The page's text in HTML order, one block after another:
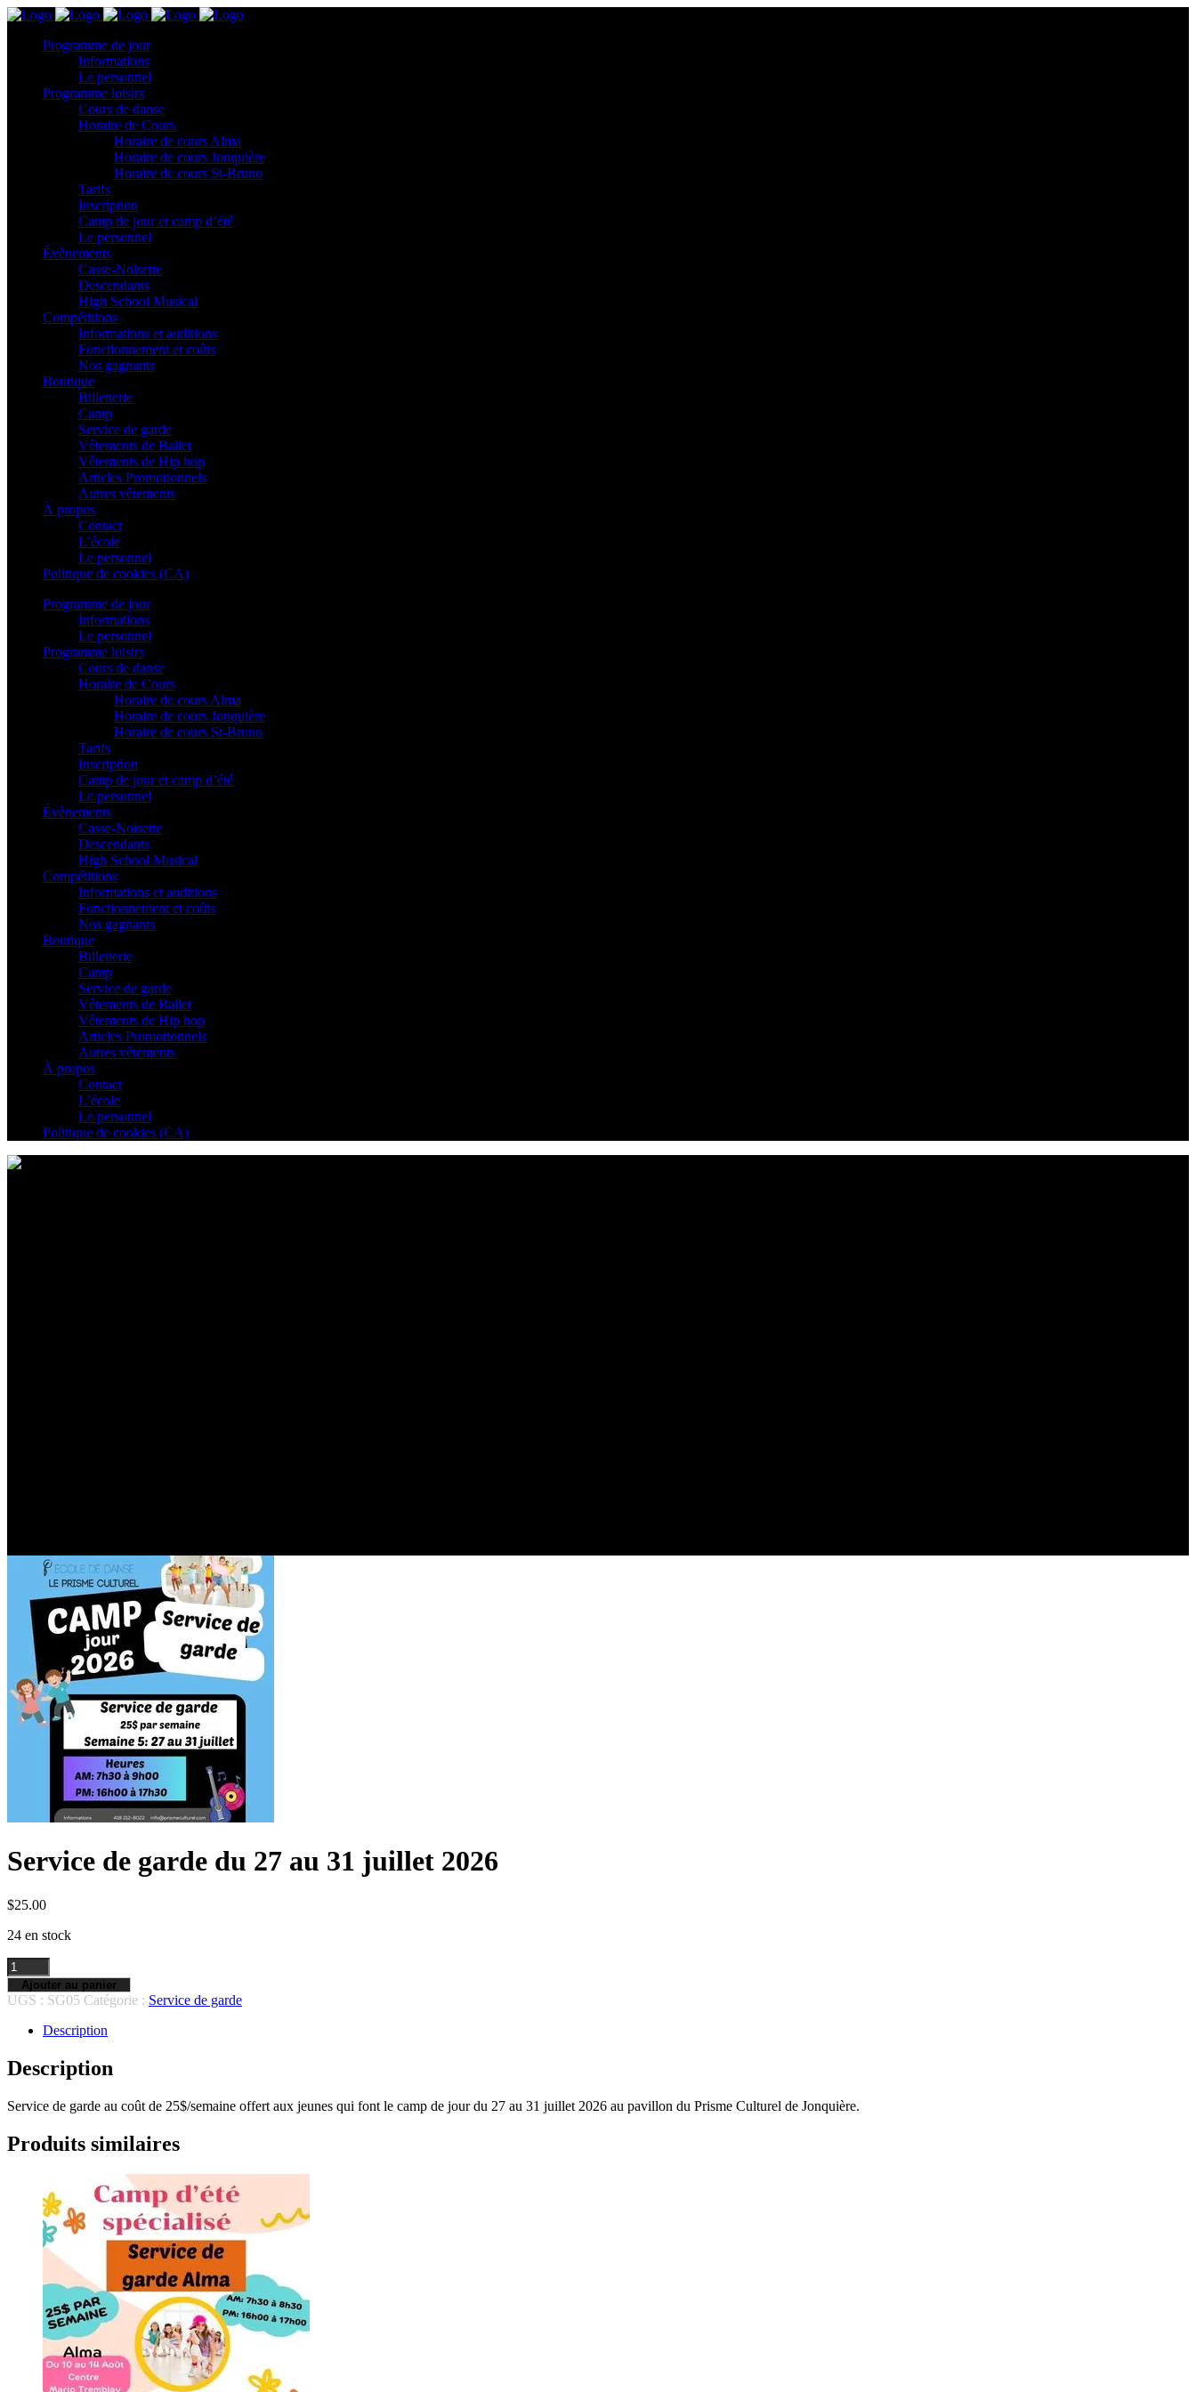
Programme de jour
Informations
Le personnel
Programme loisirs
Cours de danse
Horaire de Cours
Horaire de cours Alma
Horaire de cours Jonquière
Horaire de cours St-Bruno
Tarifs
Inscription
Camp de jour et camp d’été
Le personnel
Évènements
Casse-Noisette
Descendants
High School Musical
Compétitions
Informations et auditions
Fonctionnement et coûts
Nos gagnants
Boutique
Billetterie
Camp
Service de garde
Vêtements de Ballet
Vêtements de Hip hop
Articles Promotionnels
Autres vêtements
À propos
Contact
L’école
Le personnel
Politique de cookies (CA)
Programme de jour
Informations
Le personnel
Programme loisirs
Cours de danse
Horaire de Cours
Horaire de cours Alma
Horaire de cours Jonquière
Horaire de cours St-Bruno
Tarifs
Inscription
Camp de jour et camp d’été
Le personnel
Évènements
Casse-Noisette
Descendants
High School Musical
Compétitions
Informations et auditions
Fonctionnement et coûts
Nos gagnants
Boutique
Billetterie
Camp
Service de garde
Vêtements de Ballet
Vêtements de Hip hop
Articles Promotionnels
Autres vêtements
À propos
Contact
L’école
Le personnel
Politique de cookies (CA)
Service de garde du 27 au 31 juillet 2026
$25.00
24 en stock
quantité
de
Service
garde
27
au
juillet
Ajouter au panier
UGS : SG05 Catégorie : Service de garde
Description
Description
Service de garde au coût de 25$/semaine offert aux jeunes qui font le camp de jour du 27 au 31 juillet 2026 au pavillon du Prisme Culturel de Jonquière.
Produits similaires